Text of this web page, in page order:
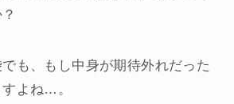
も、もし中身が期待外れだった
よね…。